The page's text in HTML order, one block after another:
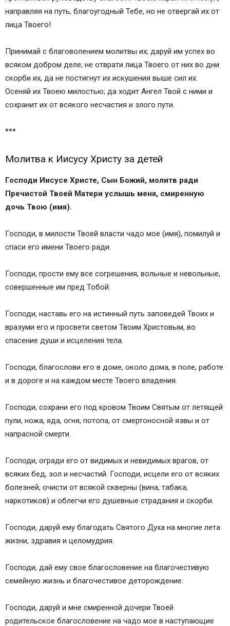
Молитва о здравии детей Господу
Молитва Пресвятой Божьей Матери
Молитва за здоровье ребенка Матроне
Московской
Молитва Николаю Чудотворцу о здравии
ребенка
Молитва о здоровье детей Пантелеймону
Сильные молитвы матери о детях
Отношение к материнству
Молитва матери о ребенке
Молитва матери, если дети болеют
Образец православной мамы
Слушать молитву Матери за чадо свое
направляя на путь, благоугодный Тебе, но не отвергай их от
лица Твоего!
Принимай с благоволением молитвы их; даруй им успех во
всяком добром деле; не отврати лица Твоего от них во дни
скорби их, да не постигнут их искушения выше сил их.
Осеняй их Твоею милостью; да ходит Ангел Твой с ними и
сохранит их от всякого несчастия и злого пути.
***
Молитва к Иисусу Христу за детей
Господи Иисусе Христе, Сын Божий, молитв ради
Пречистой Твоей Матери услышь меня, смиренную
дочь Твою (имя).
Господи, в милости Твоей власти чадо мое (имя), помилуй и
спаси его имени Твоего ради.
Господи, прости ему все согрешения, вольные и невольные,
совершенные им пред Тобой.
Господи, наставь его на истинный путь заповедей Твоих и
вразуми его и просвети светом Твоим Христовым, во
спасение души и исцеления тела.
Господи, благослови его в доме, около дома, в поле, работе
и в дороге и на каждом месте Твоего владения.
Господи, сохрани его под кровом Твоим Святым от летящей
пули, ножа, яда, огня, потопа, от смертоносной язвы и от
напрасной смерти.
Господи, огради его от видимых и невидимых врагов, от
всяких бед, зол и несчастий. Господи, исцели его от всяких
болезней, очисти от всякой скверны (вина, табака,
наркотиков) и облегчи его душевные страдания и скорби.
Господи, даруй ему благодать Святого Духа на многие лета
жизни, здравия и целомудрия.
Господи, дай ему свое благословение на благочестивую
семейную жизнь и благочестивое деторождение.
Господи, даруй и мне смиренной дочери Твоей
родительское благословение на чадо мое в наступающие